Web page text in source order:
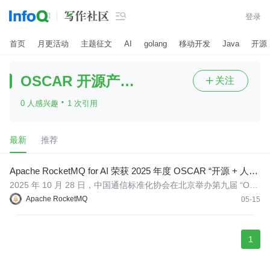
 登录
首页 月更活动 主题征文 AI golang 移动开发 Java 开源
OSCAR 开源产业大会
0 人感兴趣 · 1 次引用
 关注
最新 推荐
Apache RocketMQ for AI 荣获 2025 年度 OSCAR “开源 + 人工
智能”典型案例
Apache RocketMQ 05-15
2025 年 10 月 28 日，中国通信标准化协会在北京举办第九届 “OS
CAR 开源产业大会”，重磅发布 2025 年度 OSCAR“开源+”典型案例
1